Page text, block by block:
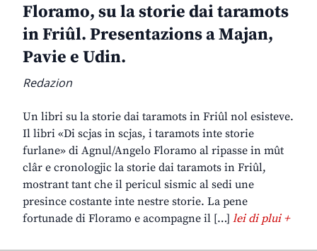
Floramo, su la storie dai taramots
in Friûl. Presentazions a Majan,
Pavie e Udin.
Redazion
Un libri su la storie dai taramots in Friûl nol esisteve.
Il libri «Di scjas in scjas, i taramots inte storie
furlane» di Agnul/Angelo Floramo al ripasse in mût
clâr e cronologjic la storie dai taramots in Friûl,
mostrant tant che il pericul sismic al sedi une
presince costante inte nestre storie. La pene
fortunade di Floramo e acompagne il […] lei di plui +